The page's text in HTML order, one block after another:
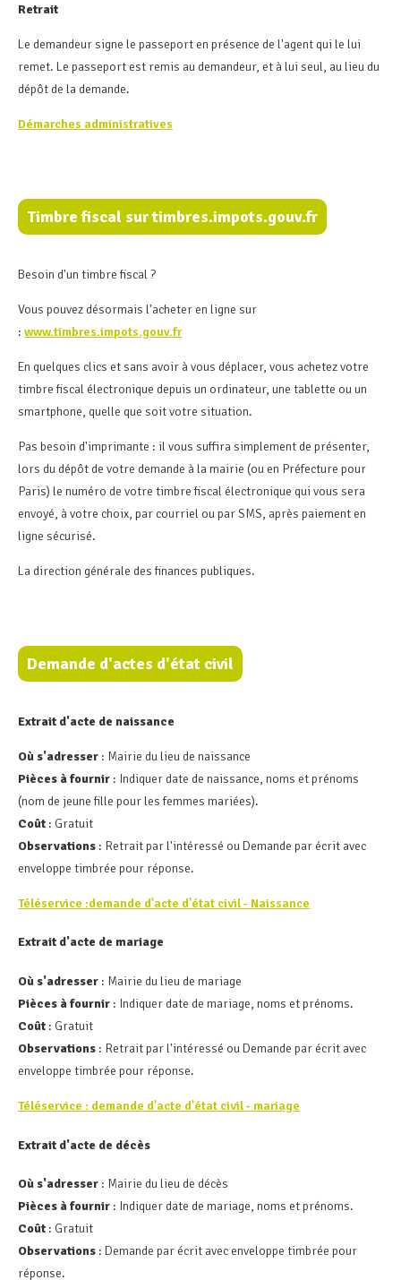
Retrait
Le demandeur signe le passeport en présence de l'agent qui le lui
remet. Le passeport est remis au demandeur, et à lui seul, au lieu du
dépôt de la demande.
Démarches administratives
Timbre fiscal sur timbres.impots.gouv.fr
Besoin d'un timbre fiscal ?
Vous pouvez désormais l'acheter en ligne sur
: www.timbres.impots.gouv.fr
En quelques clics et sans avoir à vous déplacer, vous achetez votre
timbre fiscal électronique depuis un ordinateur, une tablette ou un
smartphone, quelle que soit votre situation.
Pas besoin d'imprimante : il vous suffira simplement de présenter,
lors du dépôt de votre demande à la mairie (ou en Préfecture pour
Paris) le numéro de votre timbre fiscal électronique qui vous sera
envoyé, à votre choix, par courriel ou par SMS, après paiement en
ligne sécurisé.
La direction générale des finances publiques.
Demande d'actes d'état civil
Extrait d'acte de naissance
Où s'adresser : Mairie du lieu de naissance
Pièces à fournir : Indiquer date de naissance, noms et prénoms
(nom de jeune fille pour les femmes mariées).
Coût : Gratuit
Observations : Retrait par l'intéressé ou Demande par écrit avec
enveloppe timbrée pour réponse.
Téléservice :demande d'acte d'état civil - Naissance
Extrait d'acte de mariage
Où s'adresser : Mairie du lieu de mariage
Pièces à fournir : Indiquer date de mariage, noms et prénoms.
Coût : Gratuit
Observations : Retrait par l'intéressé ou Demande par écrit avec
enveloppe timbrée pour réponse.
Téléservice : demande d'acte d'état civil - mariage
Extrait d'acte de décès
Où s'adresser : Mairie du lieu de décès
Pièces à fournir : Indiquer date de mariage, noms et prénoms.
Coût : Gratuit
Observations : Demande par écrit avec enveloppe timbrée pour
réponse.